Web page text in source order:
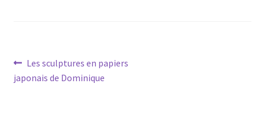
Navigation
de
Article
précédent :
Les sculptures en papiers
japonais de Dominique